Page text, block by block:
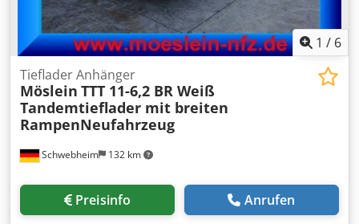
1 / 6
Schwebheim 132 km
Tieflader Anhänger
Möslein TTT 11-6,2 BR Weiß
Tandemtieflader mit breiten
RampenNeufahrzeug
Preisinfo Anrufen